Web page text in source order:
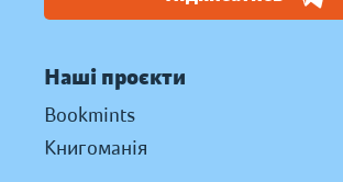
Наші проєкти
Bookmints
Книгоманія